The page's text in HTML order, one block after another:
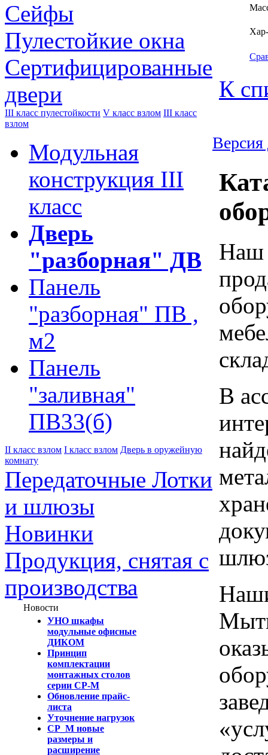
Сейфы
Пулестойкие окна
Сертифицированные
двери
III класс пулестойкости V класс взлом III класс
взлом
Модульная
конструкция III
класс
Дверь
"разборная" ДВ
Панель
"разборная" ПВ ,
м2
Панель
"заливная"
ПВ33(б)
II класс взлом I класс взлом Дверь в оружейную
комнату
Передаточные Лотки
и шлюзы
Новинки
Продукция, снятая с
производства
Новости
УНО шкафы
модульные офисные
ДИКОМ
Принцип
комплектации
монтажных столов
серии СР-М
Обновление прайс-
листа
Уточнение нагрузок
СР_М новые
размеры и
расширение
К
Версия
Наш
В